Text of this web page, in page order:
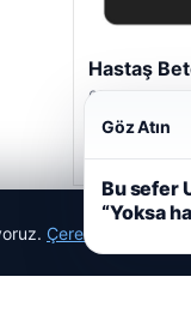
Hastaş
05/26/2026
Çerez Politikamız
Göz Atın
Bu sefer
“Yoksa